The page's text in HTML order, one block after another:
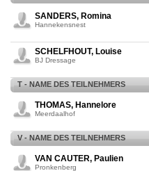
SANDERS, Romina
Hannekensnest
SCHELFHOUT, Louise
BJ Dressage
T - NAME DES TEILNEHMERS
THOMAS, Hannelore
Meerdaalhof
V - NAME DES TEILNEHMERS
VAN CAUTER, Paulien
Pronkenberg